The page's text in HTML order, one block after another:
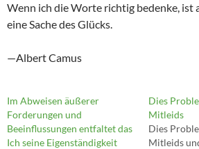
Wenn ich die Worte richtig bedenke, ist
eine Sache des Glücks.
—Albert Camus
Im Abweisen äußerer
Forderungen und
Beeinflussungen entfaltet das
Ich seine Eigenständigkeit
Dies
Mitleids
Dies
Mitleids